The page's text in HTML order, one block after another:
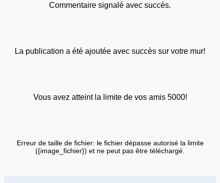
Commentaire signalé avec succès.
La publication a été ajoutée avec succès sur votre mur!
Vous avez atteint la limite de vos amis 5000!
Erreur de taille de fichier: le fichier dépasse autorisé la limite
({image_fichier}) et ne peut pas être téléchargé.